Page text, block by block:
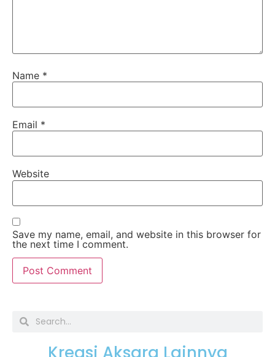
Name *
Email *
Website
Save my name, email, and website in this browser for
the next time I comment.